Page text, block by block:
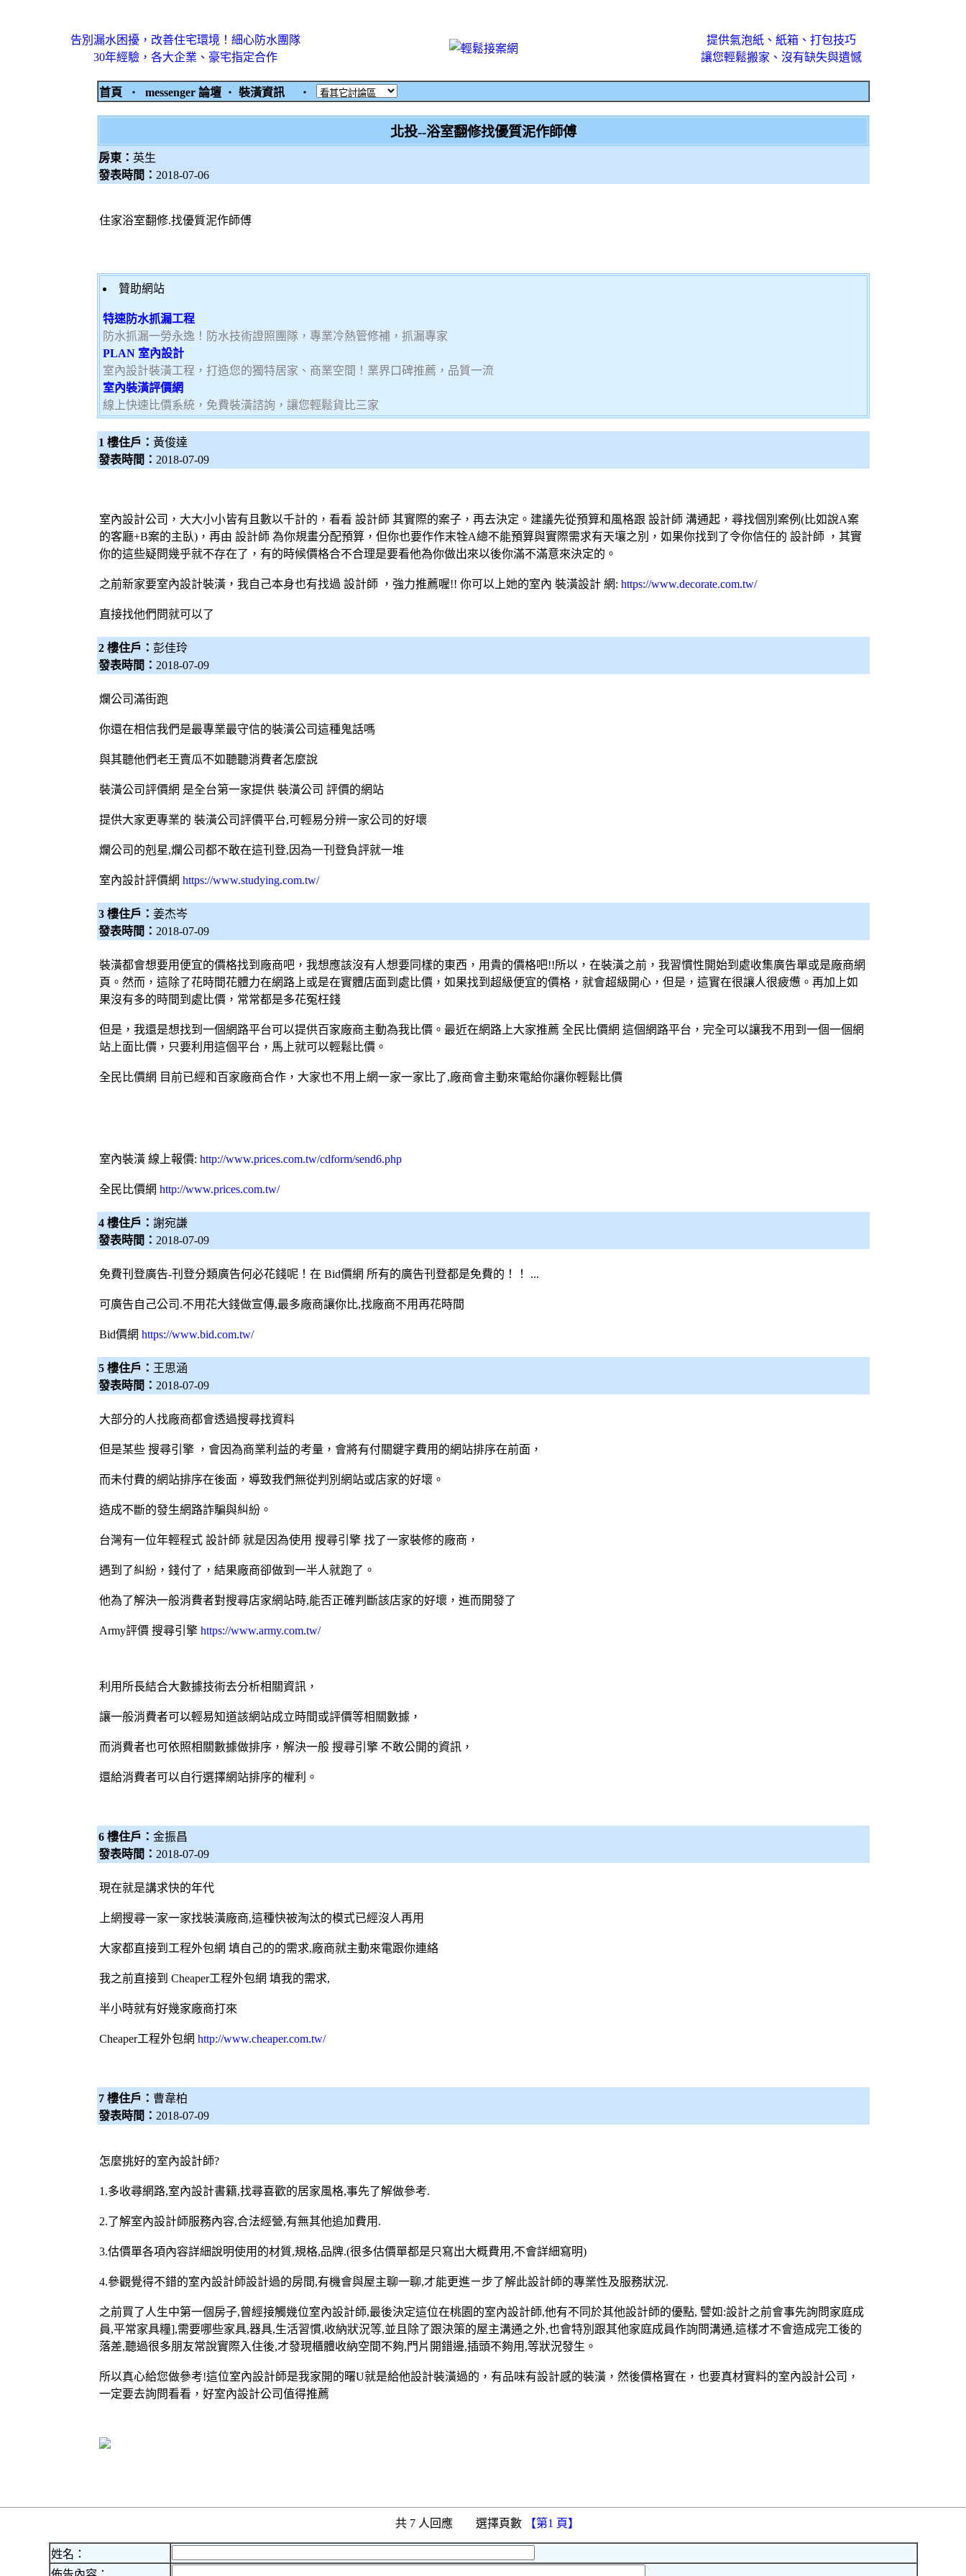
告別漏水困擾，改善住宅環境！細心防水團隊
30年經驗，各大企業、豪宅指定合作
提供氣泡紙、紙箱、打包技巧
讓您輕鬆搬家、沒有缺失與遺憾
首頁 ‧ messenger 論壇 ‧ 裝潢資訊 ‧
北投--浴室翻修找優質泥作師傅
房東： 英生
發表時間： 2018-07-06
住家浴室翻修.找優質泥作師傅
贊助網站
特速防水抓漏工程
防水抓漏一勞永逸！防水技術證照團隊，專業冷熱管修補，抓漏專家
PLAN 室內設計
室內設計裝潢工程，打造您的獨特居家、商業空間！業界口碑推薦，品質一流
室內裝潢評價網
線上快速比價系統，免費裝潢諮詢，讓您輕鬆貨比三家
1 樓住戶： 黃俊達
發表時間： 2018-07-09
室內設計公司，大大小小皆有且數以千計的，看看 設計師 其實際的案子，再去決定。建議先從預算和風格跟 設計師 溝通起，尋找個別案例(比如說A案
的客廳+B案的主臥)，再由 設計師 為你規畫分配預算，但你也要作作末牷A總不能預算與實際需求有天壤之別，如果你找到了令你信任的 設計師
，其實
你的這些疑問幾乎就不存在了，有的時候價格合不合理是要看他為你做出來以後你滿不滿意來決定的。
之前新家要室內設計裝潢，我自己本身也有找過 設計師 ，強力推薦喔!! 你可以上她的室內 裝潢設計 網: https://www.decorate.com.tw/
直接找他們問就可以了
2 樓住戶： 彭佳玲
發表時間： 2018-07-09
爛公司滿街跑
你還在相信我們是最專業最守信的裝潢公司這種鬼話嗎
與其聽他們老王賣瓜不如聽聽消費者怎麼說
裝潢公司評價網 是全台第一家提供 裝潢公司 評價的網站
提供大家更專業的 裝潢公司評價平台,可輕易分辨一家公司的好壞
爛公司的剋星,爛公司都不敢在這刊登,因為一刊登負評就一堆
室內設計評價網 https://www.studying.com.tw/
3 樓住戶： 姜杰岑
發表時間： 2018-07-09
裝潢都會想要用便宜的價格找到廠商吧，我想應該沒有人想要同樣的東西，用貴的價格吧!!所以，在裝潢之前，我習慣性開始到處收集廣告單或是廠商網
頁。然而，這除了花時間花體力在網路上或是在實體店面到處比價，如果找到超級便宜的價格，就會超級開心，但是，這實在很讓人很疲憊。再加上如
果沒有多的時間到處比價，常常都是多花冤枉錢
但是，我還是想找到一個網路平台可以提供百家廠商主動為我比價。最近在網路上大家推薦 全民比價網 這個網路平台，完全可以讓我不用到一個一個網
站上面比價，只要利用這個平台，馬上就可以輕鬆比價。
全民比價網 目前已經和百家廠商合作，大家也不用上網一家一家比了,廠商會主動來電給你讓你輕鬆比價
室內裝潢 線上報價: http://www.prices.com.tw/cdform/send6.php
全民比價網 http://www.prices.com.tw/
4 樓住戶： 謝宛謙
發表時間： 2018-07-09
免費刊登廣告-刊登分類廣告何必花錢呢！在 Bid價網 所有的廣告刊登都是免費的！！ ...
可廣告自己公司.不用花大錢做宣傳,最多廠商讓你比,找廠商不用再花時間
Bid價網 https://www.bid.com.tw/
5 樓住戶： 王思涵
發表時間： 2018-07-09
大部分的人找廠商都會透過搜尋找資料
但是某些 搜尋引擎 ，會因為商業利益的考量，會將有付關鍵字費用的網站排序在前面，
而未付費的網站排序在後面，導致我們無從判別網站或店家的好壞。
造成不斷的發生網路詐騙與糾紛。
台灣有一位年輕程式 設計師 就是因為使用 搜尋引擎 找了一家裝修的廠商，
遇到了糾紛，錢付了，結果廠商卻做到一半人就跑了。
他為了解決一般消費者對搜尋店家網站時,能否正確判斷該店家的好壞，進而開發了
Army評價 搜尋引擎 https://www.army.com.tw/
利用所長結合大數據技術去分析相關資訊，
讓一般消費者可以輕易知道該網站成立時間或評價等相關數據，
而消費者也可依照相關數據做排序，解決一般 搜尋引擎 不敢公開的資訊，
還給消費者可以自行選擇網站排序的權利。
6 樓住戶： 金振昌
發表時間： 2018-07-09
現在就是講求快的年代
上網搜尋一家一家找裝潢廠商,這種快被淘汰的模式已經沒人再用
大家都直接到工程外包網 填自己的的需求,廠商就主動來電跟你連絡
我之前直接到 Cheaper工程外包網 填我的需求,
半小時就有好幾家廠商打來
Cheaper工程外包網 http://www.cheaper.com.tw/
7 樓住戶： 曹韋柏
發表時間： 2018-07-09
怎麼挑好的室內設計師?
1.多收尋網路,室內設計書籍,找尋喜歡的居家風格,事先了解做參考.
2.了解室內設計師服務內容,合法經營,有無其他追加費用.
3.估價單各項內容詳細說明使用的材質,規格,品牌.(很多估價單都是只寫出大概費用,不會詳細寫明)
4.參觀覺得不錯的室內設計師設計過的房間,有機會與屋主聊一聊,才能更進ㄧ步了解此設計師的專業性及服務狀況.
之前買了人生中第一個房子,曾經接觸幾位室內設計師,最後決定這位在桃園的室內設計師,他有不同於其他設計師的優點, 譬如:設計之前會事先詢問家庭成
員,平常家具糧],需要哪些家具,器具,生活習慣,收納狀況等,並且除了跟決策的屋主溝通之外,也會特別跟其他家庭成員作詢問溝通,這樣才不會造成完工後的
落差,聽過很多朋友常說實際入住後,才發現櫃體收納空間不夠,門片開錯邊,插頭不夠用,等狀況發生。
所以真心給您做參考!這位室內設計師是我家開的曙U就是給他設計裝潢過的，有品味有設計感的裝潢，然後價格實在，也要真材實料的室內設計公司，
一定要去詢問看看，好室內設計公司值得推薦
共 7 人回應 選擇頁數 【第1 頁】
姓名：